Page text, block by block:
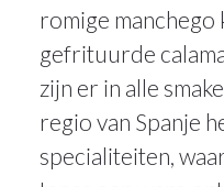
romige manchego
gefrituurde
zijn er in alle
regio van Spanje
specialiteiten,